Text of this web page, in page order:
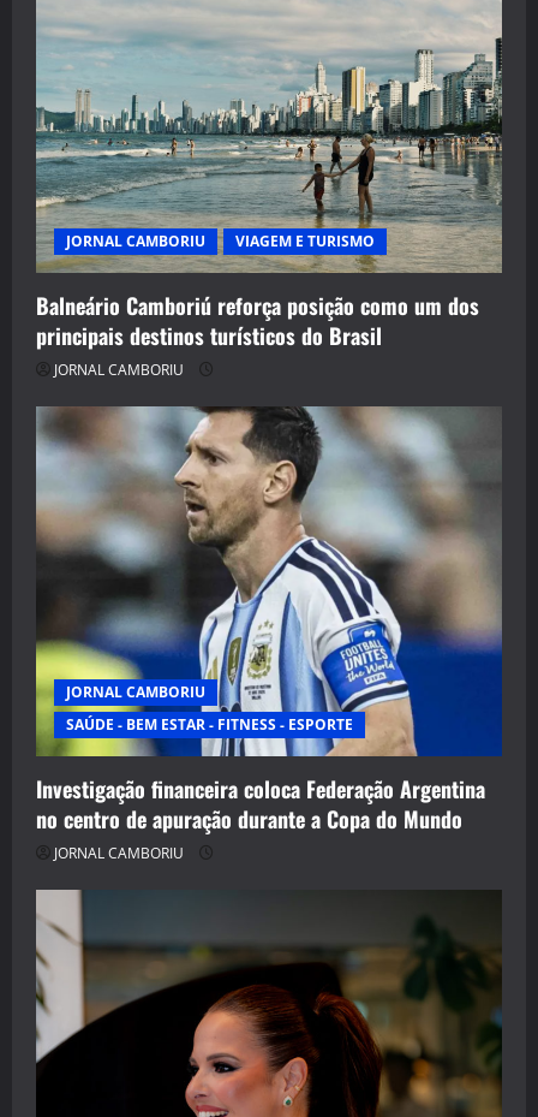
JORNAL CAMBORIU VIAGEM E TURISMO
Balneário Camboriú reforça posição como um dos
principais destinos turísticos do Brasil
JORNAL CAMBORIU
JORNAL CAMBORIU
SAÚDE - BEM ESTAR - FITNESS - ESPORTE
Investigação financeira coloca Federação Argentina
no centro de apuração durante a Copa do Mundo
JORNAL CAMBORIU